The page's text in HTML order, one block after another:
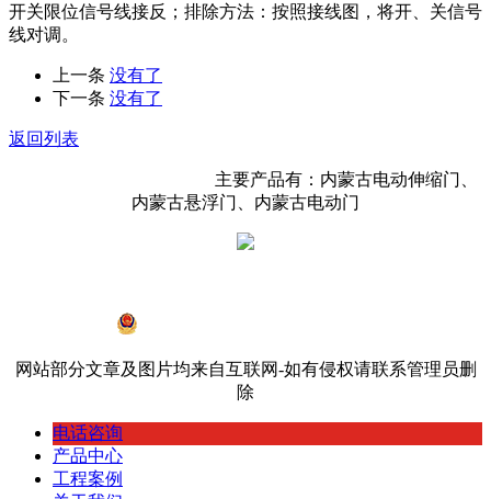
开关限位信号线接反；排除方法：按照接线图，将开、关信号
线对调。
上一条 没有了
下一条 没有了
返回列表
主要产品有：内蒙古电动伸缩门、
内蒙古悬浮门、内蒙古电动门
网站部分文章及图片均来自互联网-如有侵权请联系管理员删
除
电话咨询
产品中心
工程案例